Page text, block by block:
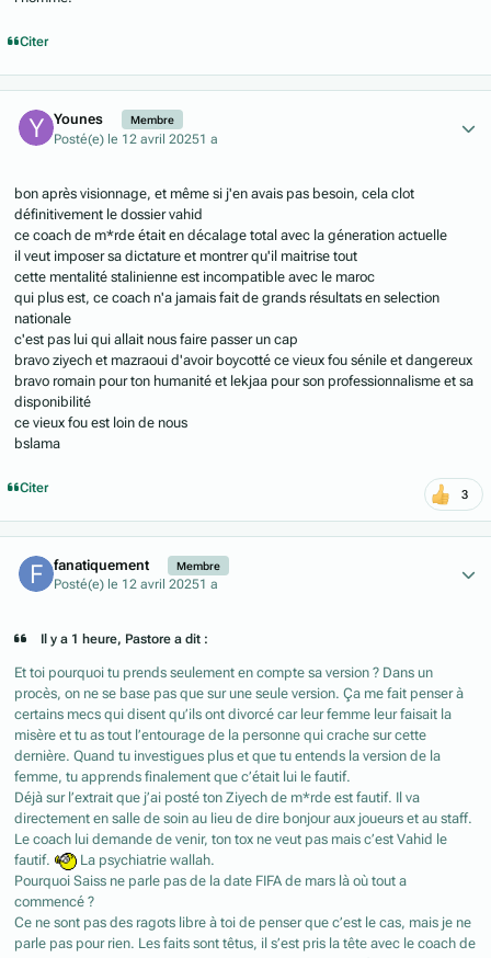
Citer
Younes Membre
Posté(e) le 12 avril 20251 a
bon après visionnage, et même si j'en avais pas besoin, cela clot
définitivement le dossier vahid
ce coach de m*rde était en décalage total avec la géneration actuelle
il veut imposer sa dictature et montrer qu'il maitrise tout
cette mentalité stalinienne est incompatible avec le maroc
qui plus est, ce coach n'a jamais fait de grands résultats en selection
nationale
c'est pas lui qui allait nous faire passer un cap
bravo ziyech et mazraoui d'avoir boycotté ce vieux fou sénile et dangereux
bravo romain pour ton humanité et lekjaa pour son professionnalisme et sa
disponibilité
ce vieux fou est loin de nous
bslama
Citer 3
fanatiquement Membre
Posté(e) le 12 avril 20251 a
Il y a 1 heure, Pastore a dit :
Et toi pourquoi tu prends seulement en compte sa version ? Dans un
procès, on ne se base pas que sur une seule version. Ça me fait penser à
certains mecs qui disent qu’ils ont divorcé car leur femme leur faisait la
misère et tu as tout l’entourage de la personne qui crache sur cette
dernière. Quand tu investigues plus et que tu entends la version de la
femme, tu apprends finalement que c’était lui le fautif.
Déjà sur l’extrait que j’ai posté ton Ziyech de m*rde est fautif. Il va
directement en salle de soin au lieu de dire bonjour aux joueurs et au staff.
Le coach lui demande de venir, ton tox ne veut pas mais c’est Vahid le
fautif.
La psychiatrie wallah.
Pourquoi Saiss ne parle pas de la date FIFA de mars là où tout a
commencé ?
Ce ne sont pas des ragots libre à toi de penser que c’est le cas, mais je ne
parle pas pour rien. Les faits sont têtus, il s’est pris la tête avec le coach de